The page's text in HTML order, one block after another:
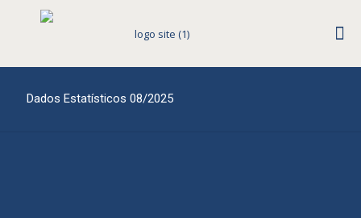
Dados Estatísticos 08/2025